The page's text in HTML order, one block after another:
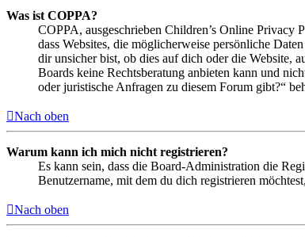
Was ist COPPA?
COPPA, ausgeschrieben Children’s Online Privacy
dass Websites, die möglicherweise persönliche
dir unsicher bist, ob dies auf dich oder die Website,
Boards keine Rechtsberatung anbieten kann und
oder juristische Anfragen zu diesem Forum gibt?“
Nach oben
Warum kann ich mich nicht registrieren?
Es kann sein, dass die Board-Administration die
Benutzername, mit dem du dich registrieren
Nach oben